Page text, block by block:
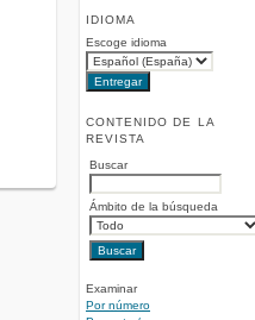
IDIOMA
Escoge idioma
CONTENIDO DE LA
REVISTA
Buscar
Ámbito de la búsqueda
Examinar
Por número